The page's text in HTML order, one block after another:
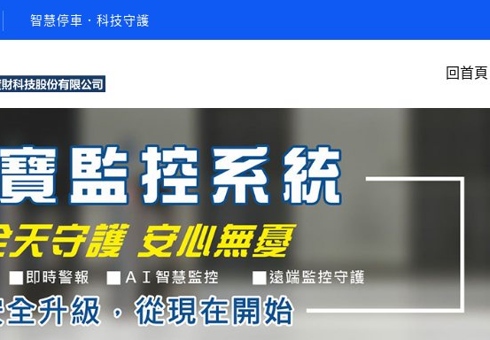
智慧停車．科技守護
回首頁